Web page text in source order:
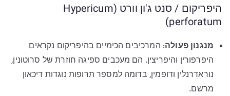
היפריקום / סנט ג'ון וורט (Hypericum
perforatum)
מנגנון פעולה: המרכיבים הכימיים בהיפריקום נקראים
היפרפורין והיפריצין. הם מעכבים ספיגה חוזרת של סרוטונין,
נוראדרנלין ודופמין, בדומה למספר תרופות נוגדות דיכאון
מרשם.